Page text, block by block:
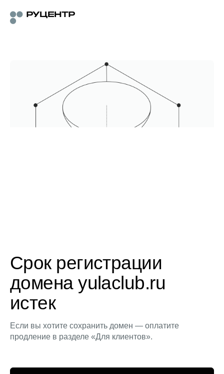
Срок регистрации
домена yulaclub.ru
истек
Если вы хотите сохранить домен — оплатите
продление в разделе «Для клиентов».